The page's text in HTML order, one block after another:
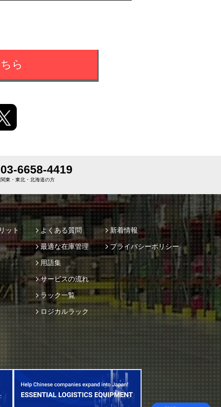
ら
03-6658-4419
関東・東北・北海道の方
ット よくある質問
最適な在庫管理
用語集
サービスの流れ
ラック一覧
ロジカルラック
新着情報
プライバシーポリシー